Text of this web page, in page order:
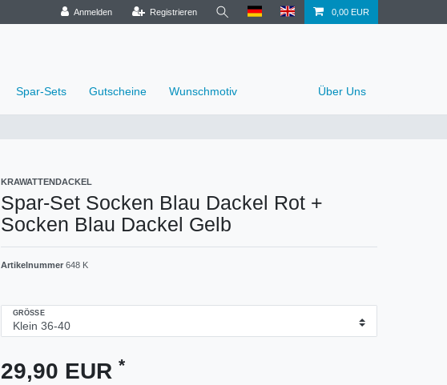
Anmelden Registrieren 0,00 EUR
Spar-Sets Gutscheine Wunschmotiv Über Uns
KRAWATTENDACKEL
Spar-Set Socken Blau Dackel Rot +
Socken Blau Dackel Gelb
Artikelnummer 648 K
GRÖSSE
29,90 EUR *